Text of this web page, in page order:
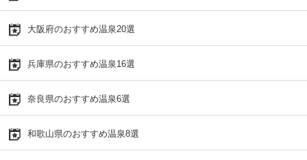
大阪府のおすすめ温泉20選
兵庫県のおすすめ温泉16選
奈良県のおすすめ温泉6選
和歌山県のおすすめ温泉8選